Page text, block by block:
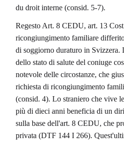
du droit interne (consid. 5-7).
Regesto Art. 8 CEDU, art. 13
ricongiungimento familiare
di soggiorno duraturo in Svizzera.
dello stato di salute del coniuge
notevole delle circostanze, che
richiesta di ricongiungimento
(consid. 4). Lo straniero che vive
più di dieci anni beneficia di un
sulla base dell'art. 8 CEDU, che
privata (DTF 144 I 266).